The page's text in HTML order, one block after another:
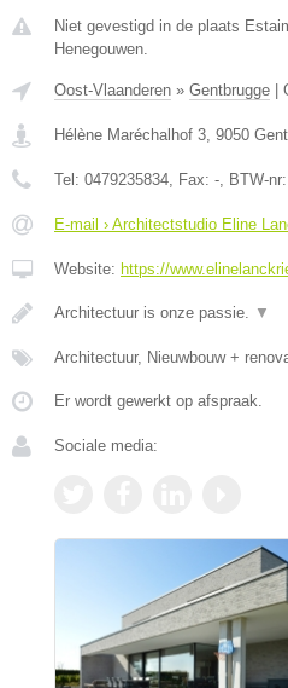
Niet gevestigd in de plaats
Henegouwen.
Oost-Vlaanderen » Gentbrugge
Hélène Maréchalhof 3, 9050
Tel: 0479235834, Fax: -, BTW-nr:
E-mail › Architectstudio Eline
Website: https://
Architectuur is onze passie. ▼
Architectuur, Nieuwbouw +
Er wordt gewerkt op afspraak.
Sociale media: